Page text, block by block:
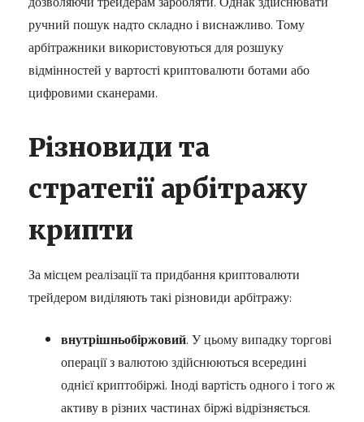
ручний пошук надто складно і виснажливо. Тому
арбітражники використовуються для розшуку
відмінностей у вартості криптовалюти ботами або
цифровими сканерами.
Різновиди та
стратегії арбітражу
крипти
За місцем реалізації та придбання криптовалюти
трейдером виділяють такі різновиди арбітражу:
внутрішньобіржовий. У цьому випадку торгові
операції з валютою здійснюються всередині
однієї криптобіржі. Іноді вартість одного і того ж
активу в різних частинах біржі відрізняється.